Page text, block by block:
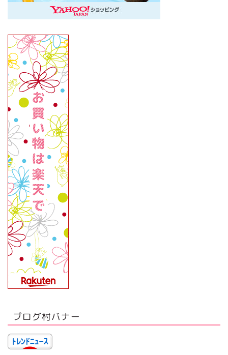
ブログ村バナー